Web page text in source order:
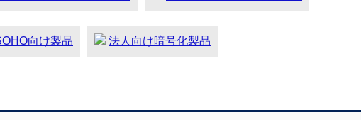
向け製品 法人向け暗号化製品